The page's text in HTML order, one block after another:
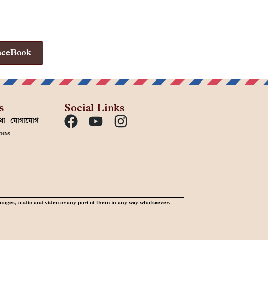
যোগাযোগ
Social Links
audio and video or any part of them in any way whatsoever.